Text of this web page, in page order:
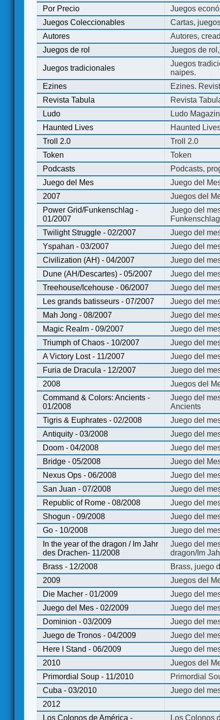
Por Precio
Juegos
Juegos Coleccionables
Cartas,
Autores
Autores,
Juegos de rol
Juegos de
Juegos tradicionales
Juegos
naipes.
Ezines
Ezines.
Revista Tabula
Revista
Ludo
Ludo
Haunted Lives
Haunted
Troll 2.0
Troll 2.0
Token
Token
Podcasts
Podcasts,
Juego del Mes
Juego del
2007
Juegos del
Power Grid/Funkenschlag -
01/2007
Juego del
Twilight Struggle - 02/2007
Juego del
Yspahan - 03/2007
Juego del
Civilization (AH) - 04/2007
Juego del
Dune (AH/Descartes) - 05/2007
Juego del
Treehouse/Icehouse - 06/2007
Juego del
Les grands batisseurs - 07/2007
Juego del
Mah Jong - 08/2007
Juego del
Magic Realm - 09/2007
Juego del
Triumph of Chaos - 10/2007
Juego del
A Victory Lost - 11/2007
Juego del
Furia de Dracula - 12/2007
Juego del
2008
Juegos del
Command & Colors: Ancients -
01/2008
Juego del
Ancients
Tigris & Euphrates - 02/2008
Juego del
Antiquity - 03/2008
Juego del
Doom - 04/2008
Juego del
Bridge - 05/2008
Juego del
Nexus Ops - 06/2008
Juego del
San Juan - 07/2008
Juego del
Republic of Rome - 08/2008
Juego del
Shogun - 09/2008
Juego del
Go - 10/2008
Juego del
In the year of the dragon / Im Jahr
des Drachen- 11/2008
Juego del
dragon/Im
Brass - 12/2008
Brass, juego
2009
Juegos del
Die Macher - 01/2009
Juego del
Juego del Mes - 02/2009
Juego del
Dominion - 03/2009
Juego del
Juego de Tronos - 04/2009
Juego del
Here I Stand - 06/2009
Juego del
2010
Juegos del
Primordial Soup - 11/2010
Primordial
Cuba - 03/2010
Juego del
2012
Los Colonos de América -
Los Colonos